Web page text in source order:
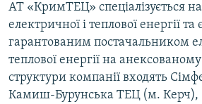
АТ «КримТЕЦ» спеціалізується
електричної і теплової енергії
гарантованим постачальником
теплової енергії на
структури компанії входять
Камиш-Бурунська ТЕЦ (м. Керч),